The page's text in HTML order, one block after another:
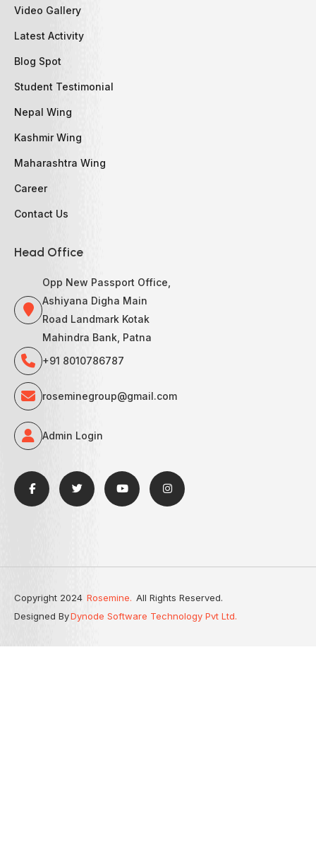
Video Gallery
Latest Activity
Blog Spot
Student Testimonial
Nepal Wing
Kashmir Wing
Maharashtra Wing
Career
Contact Us
Head Office
Opp New Passport Office,
Ashiyana Digha Main
Road Landmark Kotak
Mahindra Bank, Patna
+91 8010786787
roseminegroup@gmail.com
Admin Login
Copyright 2024 Rosemine. All Rights Reserved.
Designed ByDynode Software Technology Pvt Ltd.